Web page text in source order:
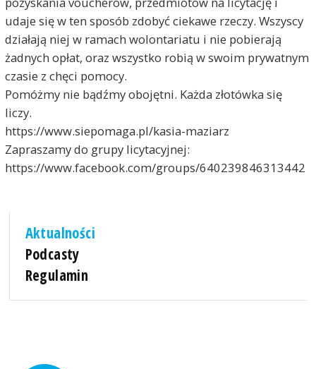
udaje się w ten sposób zdobyć ciekawe rzeczy. Wszyscy
działają niej w ramach wolontariatu i nie pobierają
żadnych opłat, oraz wszystko robią w swoim prywatnym
czasie z chęci pomocy.
Pomóżmy nie bądźmy obojętni. Każda złotówka się
liczy.
https://www.siepomaga.pl/kasia-maziarz
Zapraszamy do grupy licytacyjnej:
https://www.facebook.com/groups/640239846313442
Aktualności
Podcasty
Regulamin